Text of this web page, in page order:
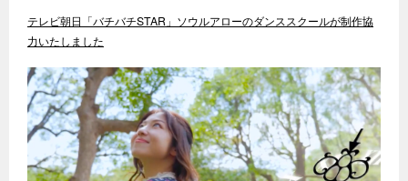
テレビ朝日「バチバチSTAR」ソウルアローのダンススクールが制作協
力いたしました